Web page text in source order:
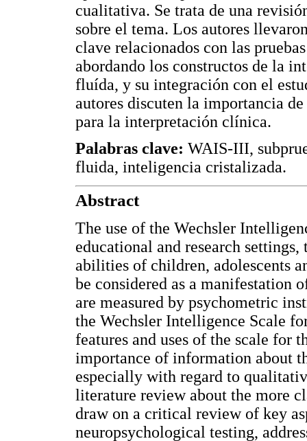
cualitativa. Se trata de una
sobre el tema. Los autores
clave relacionados con las
abordando los constructos de la
fluída, y su integración con el
autores discuten la importancia
para la interpretación clínica.
Palabras clave: WAIS-III,
fluida, inteligencia cristalizada.
Abstract
The use of the Wechsler
educational and research
abilities of children, adolescents
be considered as a manifestation
are measured by psychometric
the Wechsler Intelligence Scale
features and uses of the scale for
importance of information about
especially with regard to
literature review about the more
draw on a critical review of key
neuropsychological testing,